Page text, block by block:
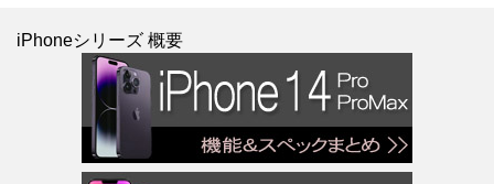
iPhoneシリーズ 概要